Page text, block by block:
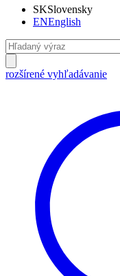
SKSlovensky
ENEnglish
rozšírené vyhľadávanie